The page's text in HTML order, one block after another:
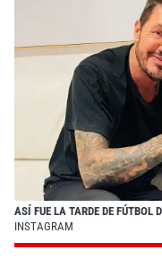
ASÍ FUE LA TARDE DE FÚTBOL
INSTAGRAM